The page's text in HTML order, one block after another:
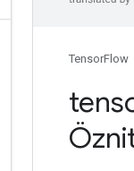
TensorFlow